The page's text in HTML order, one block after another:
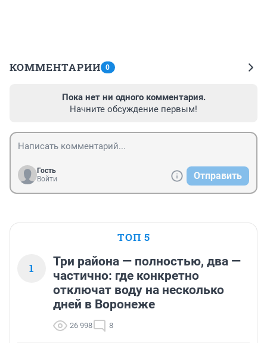
КОММЕНТАРИИ 0
Пока нет ни одного комментария.
Начните обсуждение первым!
Гость
Войти
Отправить
ТОП 5
1
Три района — полностью, два —
частично: где конкретно
отключат воду на несколько
дней в Воронеже
26 998 8